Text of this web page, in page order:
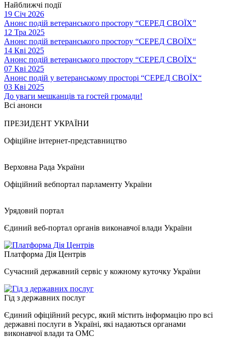
Найближчі події
19 Січ 2026
Анонс подій ветеранського простору “СЕРЕД СВОЇХ”
12 Тра 2025
Анонс подій ветеранського простору “СЕРЕД СВОЇХ“
14 Кві 2025
Анонс подій ветеранського простору “СЕРЕД СВОЇХ“
07 Кві 2025
Анонс подій у ветеранському просторі “СЕРЕД СВОЇХ“
03 Кві 2025
До уваги мешканців та гостей громади!
Всі анонси
ПРЕЗИДЕНТ УКРАЇНИ
Офіційне інтернет-представництво
Верховна Рада України
Офіційний вебпортал парламенту України
Урядовий портал
Єдиний веб-портал органів виконавчої влади України
Платформа Дія Центрів
Сучасний державний сервіс у кожному куточку України
Гід з державних послуг
Єдиний офіційний ресурс, який містить інформацію про всі
державні послуги в Україні, які надаються органами
виконавчої влади та ОМС